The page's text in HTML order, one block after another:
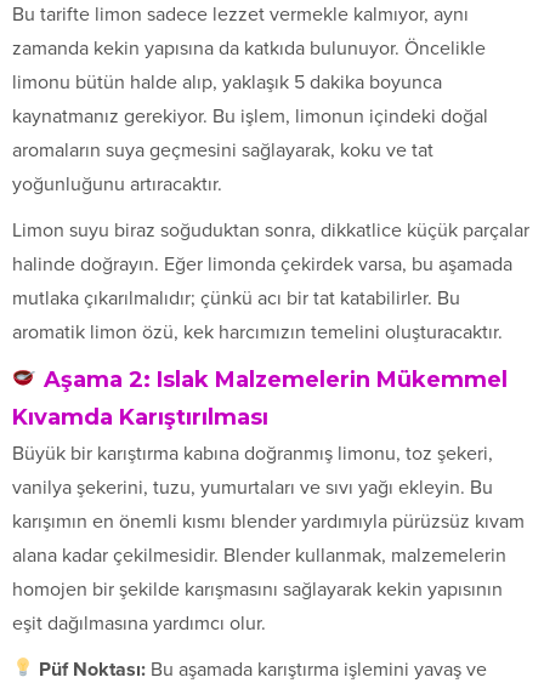
Bu tarifte limon sadece lezzet vermekle kalmıyor, aynı
zamanda kekin yapısına da katkıda bulunuyor. Öncelikle
limonu bütün halde alıp, yaklaşık 5 dakika boyunca
kaynatmanız gerekiyor. Bu işlem, limonun içindeki doğal
aromaların suya geçmesini sağlayarak, koku ve tat
yoğunluğunu artıracaktır.
Limon suyu biraz soğuduktan sonra, dikkatlice küçük parçalar
halinde doğrayın. Eğer limonda çekirdek varsa, bu aşamada
mutlaka çıkarılmalıdır; çünkü acı bir tat katabilirler. Bu
aromatik limon özü, kek harcımızın temelini oluşturacaktır.
Aşama 2: Islak Malzemelerin Mükemmel
Kıvamda Karıştırılması
Büyük bir karıştırma kabına doğranmış limonu, toz şekeri,
vanilya şekerini, tuzu, yumurtaları ve sıvı yağı ekleyin. Bu
karışımın en önemli kısmı blender yardımıyla pürüzsüz kıvam
alana kadar çekilmesidir. Blender kullanmak, malzemelerin
homojen bir şekilde karışmasını sağlayarak kekin yapısının
eşit dağılmasına yardımcı olur.
Püf Noktası: Bu aşamada karıştırma işlemini yavaş ve